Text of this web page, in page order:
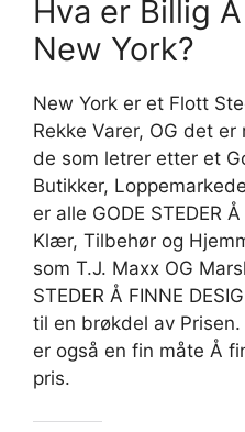
Hva er Billig
New York?
New York er et Flott
Rekke Varer, OG det
de som letrer etter et
Butikker,
er alle GODE STEDER
Klær, Tilbehør og
som T.J. Maxx OG
STEDER Å FINNE
til en brøkdel av
er også en fin måte Å
pris.